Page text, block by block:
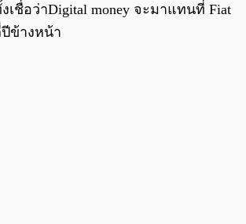
เชื่อว่าDigital money จะมาแทนที่ Fiat
ปีข้างหน้า